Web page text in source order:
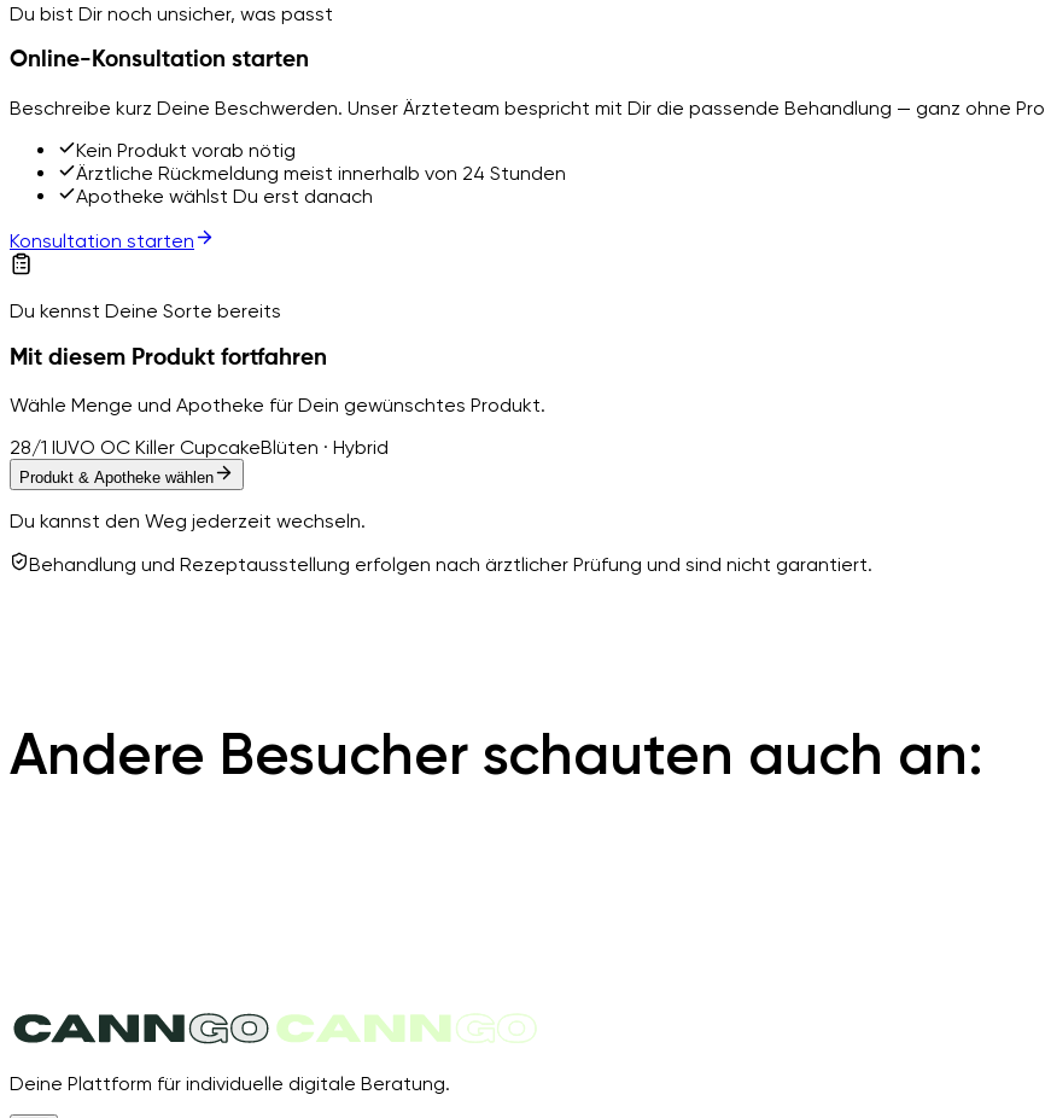
Du bist Dir noch unsicher, was passt
Online-Konsultation starten
Beschreibe kurz Deine Beschwerden. Unser Ärzteteam bespricht mit Dir die passende Behandlung — ganz ohne
Kein Produkt vorab nötig
Ärztliche Rückmeldung meist innerhalb von 24 Stunden
Apotheke wählst Du erst danach
Konsultation starten
Du kennst Deine Sorte bereits
Mit diesem Produkt fortfahren
Wähle Menge und Apotheke für Dein gewünschtes Produkt.
28/1 IUVO OC Killer CupcakeBlüten · Hybrid
Produkt & Apotheke wählen
Du kannst den Weg jederzeit wechseln.
Behandlung und Rezeptausstellung erfolgen nach ärztlicher Prüfung und sind nicht garantiert.
Andere Besucher schauten auch an:
Deine Plattform für individuelle digitale Beratung.